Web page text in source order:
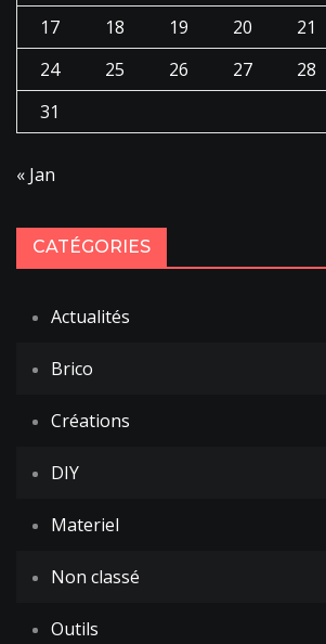
17
18 19 20 21
24
25 26 27 28
31
« Jan
CATÉGORIES
Actualités
Brico
Créations
DIY
Materiel
Non classé
Outils